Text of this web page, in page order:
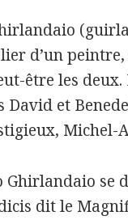
d’un
être les
David et
Michel-
se
dit le